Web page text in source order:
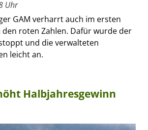
Uhr
GAM verharrt auch im ersten
den roten Zahlen. Dafür wurde der
und die verwalteten
leicht an.
Halbjahresgewinn